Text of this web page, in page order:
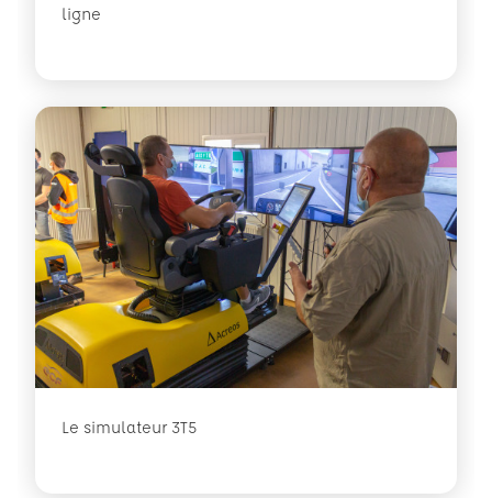
ligne
Le simulateur 3T5